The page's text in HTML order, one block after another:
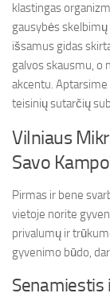
klastingas
gausybės
išsamus gidas
galvos skausmu, o
akcentu.
teisinių sutarčių
Vilniaus
Savo
Pirmas ir bene
vietoje norite
privalumų ir
gyvenimo būdo,
Senamiestis